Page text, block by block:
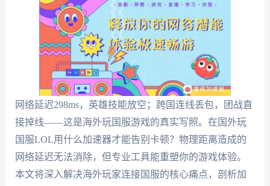
网络延迟298ms，英雄技能放空；跨国连线丢包，团战直
接掉线——这是海外玩国服游戏的真实写照。在国外玩
国服LOL用什么加速器才能告别卡顿？物理距离造成的
网络延迟无法消除，但专业工具能重塑你的游戏体验。
本文将深入解决海外玩家连接国服的核心痛点，剖析加